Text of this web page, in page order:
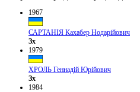
1967
САРТАНІЯ Кахабер Нодарійович
Зх
1979
ХРОЛЬ Геннадій Юрійович
Зх
1984